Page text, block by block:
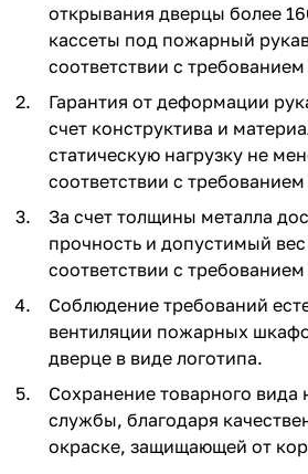
открывания дверцы более
кассеты под пожарный
соответствии с
Гарантия от деформации
счет конструктива и
статическую нагрузку не
соответствии с
За счет толщины металла
прочность и допустимый
соответствии с
Соблюдение требований
вентиляции пожарных
дверце в виде логотипа.
Сохранение товарного вида
службы, благодаря
окраске, защищающей от